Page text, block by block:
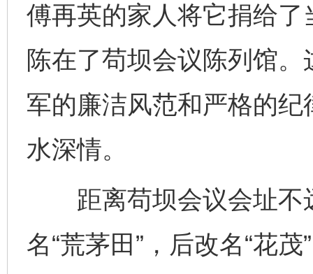
傅再英的家人将它捐给
陈在了苟坝会议陈列馆
军的廉洁风范和严格的
水深情。
距离苟坝会议会址不
名“荒茅田”，后改名“花